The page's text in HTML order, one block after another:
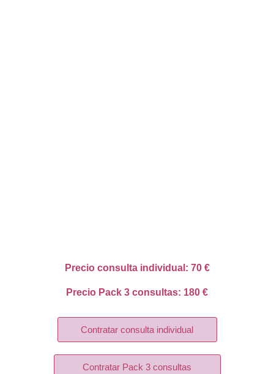
Precio consulta individual: 70 €
Precio Pack 3 consultas: 180 €
Contratar consulta individual
Contratar Pack 3 consultas